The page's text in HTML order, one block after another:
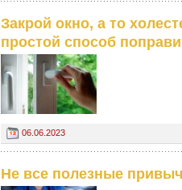
Закрой окно, а то
простой способ
06.06.2023
Не все полезные